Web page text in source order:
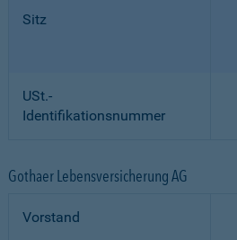
Sitz
USt.-
Identifikationsnummer
Gothaer Lebensversicherung AG
Vorstand